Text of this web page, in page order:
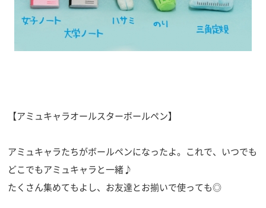
【アミュキャラオールスターボールペン】
アミュキャラたちがボールペンになったよ。これで、いつでも
どこでもアミュキャラと一緒♪
たくさん集めてもよし、お友達とお揃いで使っても◎